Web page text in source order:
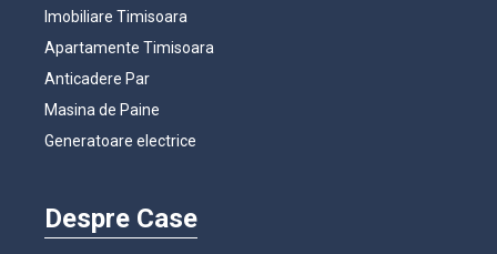
Imobiliare Timisoara
Apartamente Timisoara
Anticadere Par
Masina de Paine
Generatoare electrice
Despre Case